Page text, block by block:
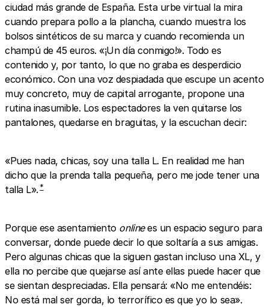
ciudad más grande de España. Esta urbe virtual la mira
cuando prepara pollo a la plancha, cuando muestra los
bolsos sintéticos de su marca y cuando recomienda un
champú de 45 euros. «¡Un día conmigo!». Todo es
contenido y, por tanto, lo que no graba es desperdicio
económico. Con una voz despiadada que escupe un acento
muy concreto, muy de capital arrogante, propone una
rutina inasumible. Los espectadores la ven quitarse los
pantalones, quedarse en braguitas, y la escuchan decir:
«Pues nada, chicas, soy una talla L. En realidad me han
dicho que la prenda talla pequeña, pero me jode tener una
talla L». *
Porque ese asentamiento onlinees un espacio seguro para
conversar, donde puede decir lo que soltaría a sus amigas.
Pero algunas chicas que la siguen gastan incluso una XL, y
ella no percibe que quejarse así ante ellas puede hacer que
se sientan despreciadas. Ella pensará: «No me entendéis:
No está mal ser gorda, lo terrorífico es que yo lo sea».